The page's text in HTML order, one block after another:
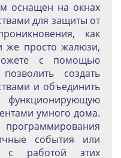
оснащен на окнах
для защиты от
как
же просто жалюзи,
с помощью
создать
и объединить
умного дома.
события или
с работой этих